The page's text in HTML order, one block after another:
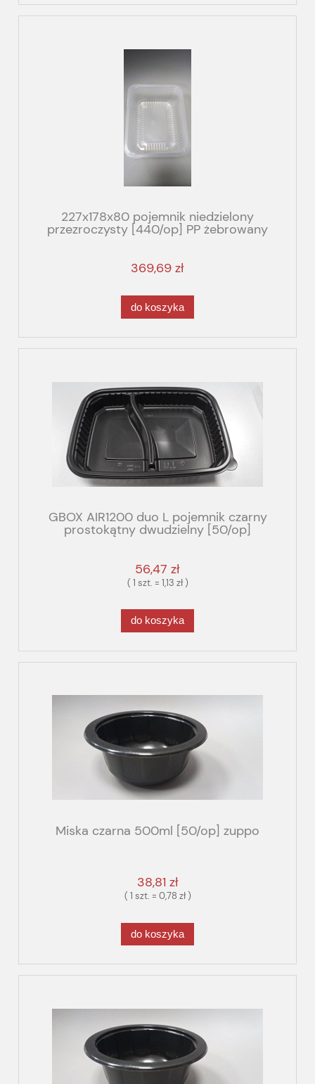
227x178x80 pojemnik niedzielony
przezroczysty [440/op] PP żebrowany
T1/80R G 018451
369,69 zł
do koszyka
GBOX AIR1200 duo L pojemnik czarny
prostokątny dwudzielny [50/op]
250x185x58 1200ml PP
56,47 zł
( 1 szt. = 1,13 zł )
do koszyka
Miska czarna 500ml [50/op] zuppo
38,81 zł
( 1 szt. = 0,78 zł )
do koszyka